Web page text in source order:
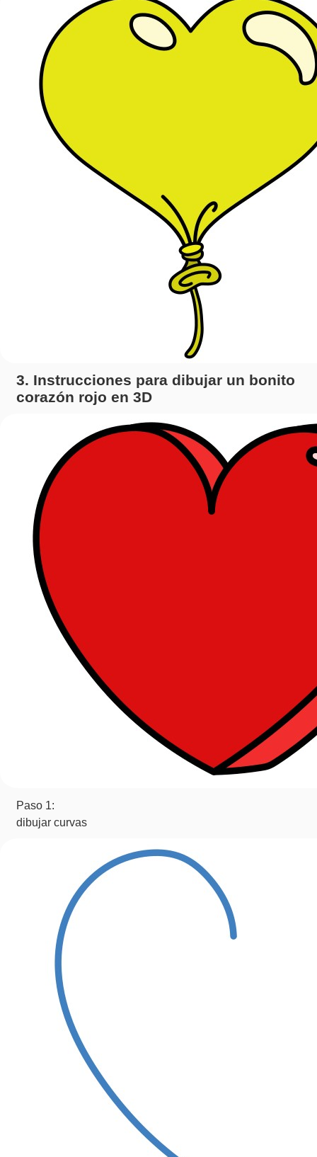
3. Instrucciones para dibujar un bonito
corazón rojo en 3D
Paso 1:
dibujar curvas